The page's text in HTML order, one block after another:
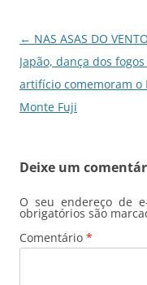
k
Navegação
de
posts
← NAS ASAS DO
Japão, dança dos
artifício comemoram o
Monte Fuji
Deixe um
O seu endereço de
obrigatórios são
Comentário *